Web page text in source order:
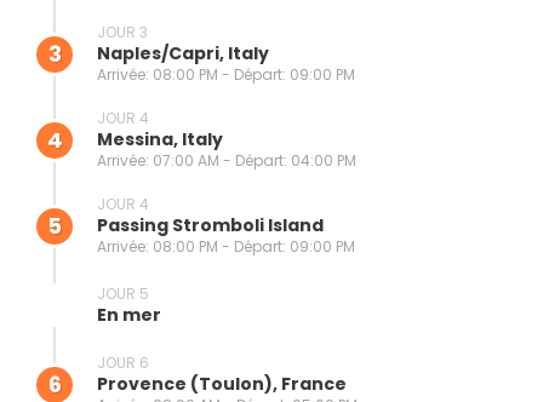
3
JOUR 3
Naples/capri, Italy
Arrivée: 08:00 PM - Départ: 09:00 PM
4
JOUR 4
Messina, Italy
Arrivée: 07:00 AM - Départ: 04:00 PM
5
JOUR 4
Passing Stromboli Island
Arrivée: 08:00 PM - Départ: 09:00 PM
JOUR 5
En mer
6
JOUR 6
Provence (toulon), France